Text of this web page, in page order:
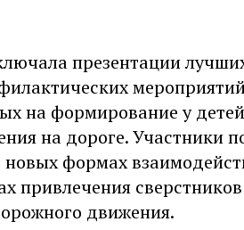
презентации
на формирование у
на дороге. Участники
новых формах
привлечения
движения.